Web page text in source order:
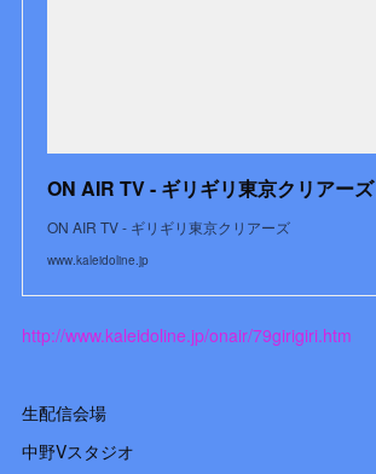
ON AIR TV - ギリギリ東京クリアーズ
ON AIR TV - ギリギリ東京クリアーズ
www.kaleidoline.jp
http://www.kaleidoline.jp/onair/79girigiri.htm
生配信会場
中野Vスタジオ